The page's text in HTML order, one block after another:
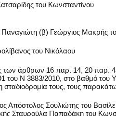
του Κωνσταντίνου
(β) Γεώργιος Μακρής
του Νικόλαου
των άρθρων 16 παρ. 14, 20 παρ.
του Ν 3883/2010, στο βαθμό του
σταδιοδρομία τους, τους
Απόστολος Σουλιώτης του
Σταυρούλα Παπαδάκη του